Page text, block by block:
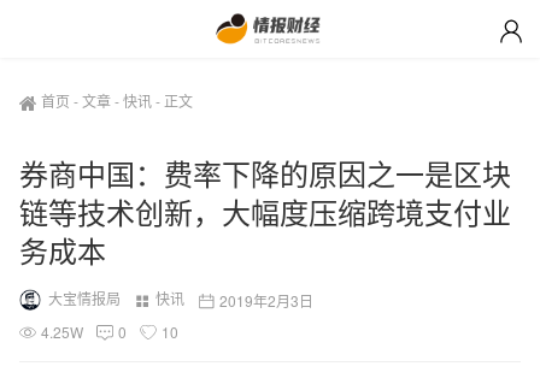
首页 -文章-快讯- 正文
券商中国：费率下降的原因之一是区块
链等技术创新，大幅度压缩跨境支付业
务成本
大宝情报局 快讯
2019年2月3日
4.25W
0 10